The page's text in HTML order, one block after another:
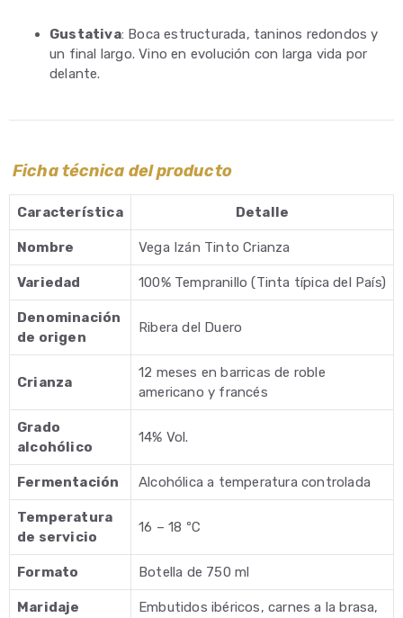
Gustativa: Boca estructurada, taninos redondos y
un final largo. Vino en evolución con larga vida por
delante.
Ficha técnica del producto
Característica Detalle
Nombre Vega Izán Tinto Crianza
Variedad 100% Tempranillo (Tinta típica del País)
Denominación
de origen
Ribera del Duero
Crianza
12 meses en barricas de roble
americano y francés
Grado
alcohólico
14% Vol.
Fermentación Alcohólica a temperatura controlada
Temperatura
de servicio
16 – 18 ºC
Formato Botella de 750 ml
Maridaje
Embutidos ibéricos, carnes a la brasa,